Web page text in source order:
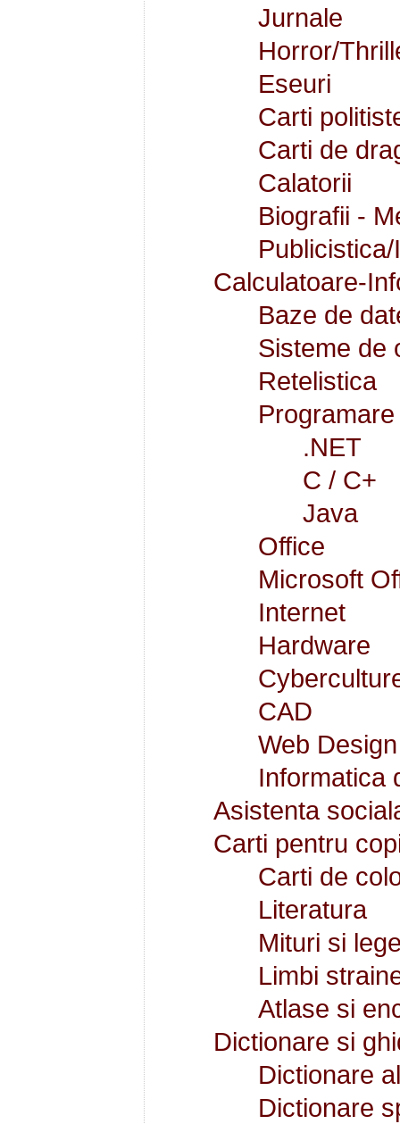
Jurnale
Horror/
Eseuri
Carti
Carti de
Calatorii
Biografii -
Calculatoare-
Baze de
Sisteme de
Retelistica
Programare
.NET
C / C+
Java
Office
Microsoft
Internet
Hardware
CAD
Web Design
Informatica
Asistenta
Carti pentru
Carti de
Literatura
Mituri si
Limbi
Atlase si
Dictionare si
Dictionare
Dictionare